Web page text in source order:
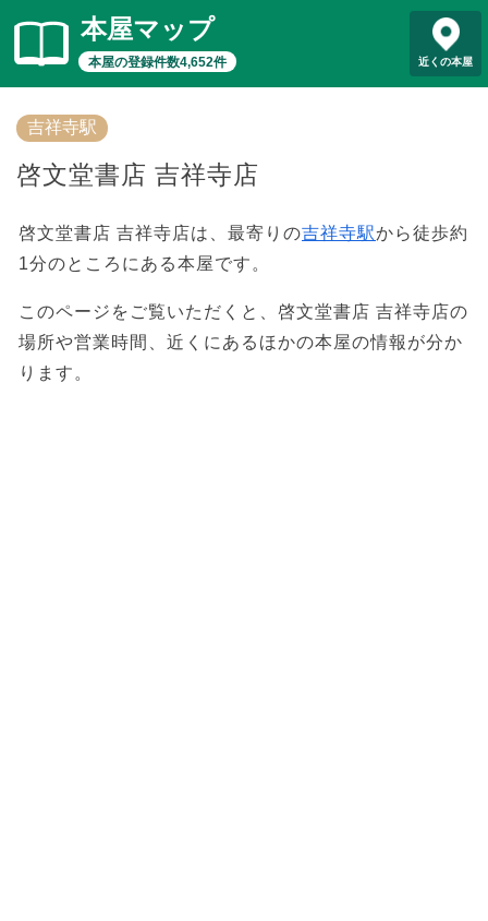
本屋マップ
本屋の登録件数4,652件 近くの本屋
吉祥寺駅
啓文堂書店 吉祥寺店
啓文堂書店 吉祥寺店は、最寄りの吉祥寺駅から徒歩約
1分のところにある本屋です。
このページをご覧いただくと、啓文堂書店 吉祥寺店の
場所や営業時間、近くにあるほかの本屋の情報が分か
ります。